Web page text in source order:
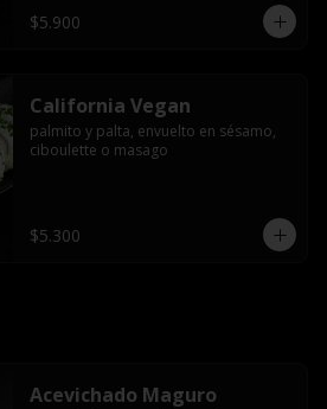
$5.900
California Vegan
palmito y palta, envuelto en sésamo,
ciboulette o masago
$5.300
Acevichado Maguro